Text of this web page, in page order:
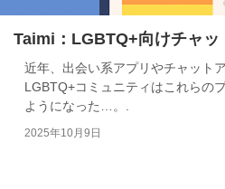
Taimi：LGBTQ+向けチャッ
近年、出会い系アプリやチャット
LGBTQ+コミュニティはこれらの
ようになった…。.
2025年10月9日